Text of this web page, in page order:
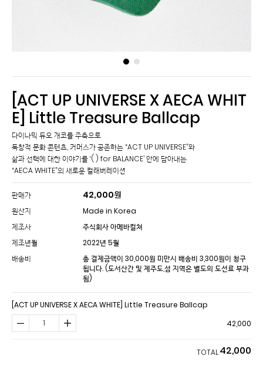
[ACT UP UNIVERSE X AECA WHIT
E] Little Treasure Ballcap
다이나믹 듀오 개코를 주축으로
독창적 문화 콘텐츠, 커머스가 공존하는 “ACT UP UNIVERSE”와
삶과 선택에 대한 이야기를 ‘( ) for BALANCE’ 안에 담아내는
“AECA WHITE”의 새로운 컬래버레이션
판매가 42,000원
원산지
Made in Korea
제조사
주식회사 아메바컬쳐
제조년월
2022년 5월
배송비
총 결제금액이 30,000원 미만시 배송비 3,300원이 청구
됩니다.(도서산간 및 제주도,섬 지역은 별도의 도선료 부과
됨)
[ACT UP UNIVERSE X AECA WHITE] Little Treasure Ballcap
42,000
TOTAL42,000